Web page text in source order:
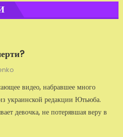
видео, набравшее много
украинской редакции Ютьюба.
девочка, не потерявшая веру в